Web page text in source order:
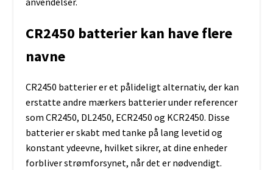
CR2450 batterier kan have flere
navne
CR2450 batterier er et pålideligt alternativ, der kan
erstatte andre mærkers batterier under referencer
som CR2450, DL2450, ECR2450 og KCR2450. Disse
batterier er skabt med tanke på lang levetid og
konstant ydeevne, hvilket sikrer, at dine enheder
forbliver strømforsynet, når det er nødvendigt.